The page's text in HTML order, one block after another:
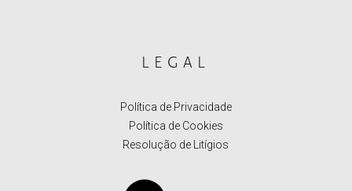
LEGAL
Política de Privacidade
Política de Cookies
Resolução de Litígios